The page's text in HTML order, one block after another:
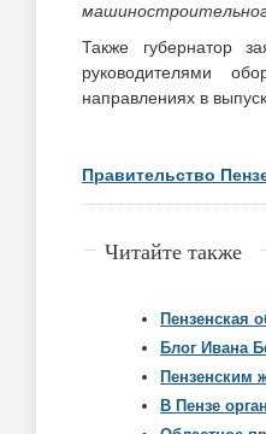
Также губернатор
руководителями
направлениях в
Правительство
Читайте также
Пензенская
Блог Ивана
Пензенским
В Пензе